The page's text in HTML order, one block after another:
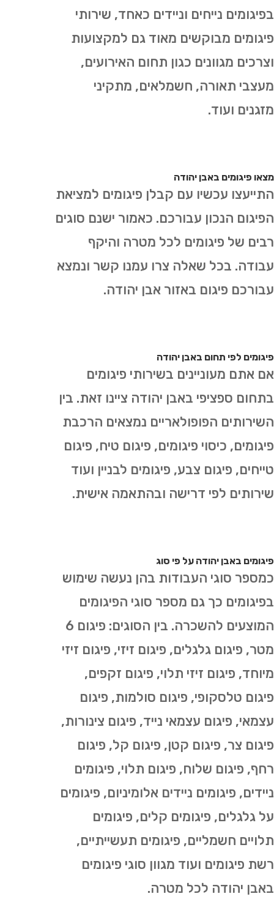
בפיגומים נייחים וניידים כאחד, שירותי
פיגומים מבוקשים מאוד גם למקצועות
וצרכים מגוונים כגון תחום האירועים,
מעצבי תאורה, חשמלאים, מתקיני
מזגנים ועוד.
מצאו פיגומים באבן יהודה
התייעצו עכשיו עם קבלן פיגומים למציאת
הפיגום הנכון עבורכם. כאמור ישנם סוגים
רבים של פיגומים לכל מטרה והיקף
עבודה. בכל שאלה צרו עמנו קשר ונמצא
עבורכם פיגום באזור אבן יהודה.
פיגומים לפי תחום באבן יהודה
אם אתם מעוניינים בשירותי פיגומים
בתחום ספציפי באבן יהודה ציינו זאת. בין
השירותים הפופולאריים נמצאים הרכבת
פיגומים, כיסוי פיגומים, פיגום טיח, פיגום
טייחים, פיגום צבע, פיגומים לבניין ועוד
שירותים לפי דרישה ובהתאמה אישית.
פיגומים באבן יהודה על פי סוג
כמספר סוגי העבודות בהן נעשה שימוש
בפיגומים כך גם מספר סוגי הפיגומים
המוצעים להשכרה. בין הסוגים: פיגום 6
מטר, פיגום גלגלים, פיגום זיזי, פיגום זיזי
מיוחד, פיגום זיזי תלוי, פיגום זקפים,
פיגום טלסקופי, פיגום סולמות, פיגום
עצמאי, פיגום עצמאי נייד, פיגום צינורות,
פיגום צר, פיגום קטן, פיגום קל, פיגום
רחף, פיגום שלוח, פיגום תלוי, פיגומים
ניידים, פיגומים ניידים אלומיניום, פיגומים
על גלגלים, פיגומים קלים, פיגומים
תלויים חשמליים, פיגומים תעשייתיים,
רשת פיגומים ועוד מגוון סוגי פיגומים
באבן יהודה לכל מטרה.